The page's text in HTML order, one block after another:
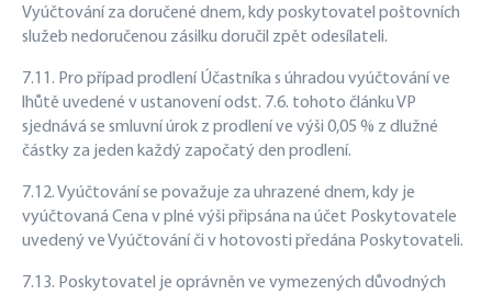
Vyúčtování za doručené dnem, kdy poskytovatel poštovních
služeb nedoručenou zásilku doručil zpět odesílateli.
7.11. Pro případ prodlení Účastníka s úhradou vyúčtování ve
lhůtě uvedené v ustanovení odst. 7.6. tohoto článku VP
sjednává se smluvní úrok z prodlení ve výši 0,05 % z dlužné
částky za jeden každý započatý den prodlení.
7.12. Vyúčtování se považuje za uhrazené dnem, kdy je
vyúčtovaná Cena v plné výši připsána na účet Poskytovatele
uvedený ve Vyúčtování či v hotovosti předána Poskytovateli.
7.13. Poskytovatel je oprávněn ve vymezených důvodných